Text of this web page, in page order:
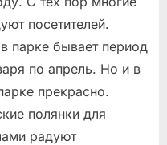
посетителей.
парке бывает период
по апрель. Но и в
прекрасно.
полянки для
радуют